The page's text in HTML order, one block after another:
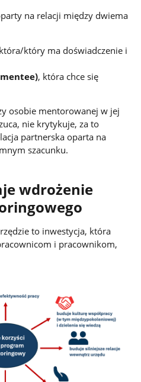
na relacji między dwiema
który ma doświadczenie i
, która chce się
osobie mentorowanej w jej
nie krytykuje, za to
partnerska oparta na
szacunku.
wdrożenie
to inwestycja, która
i pracownikom,